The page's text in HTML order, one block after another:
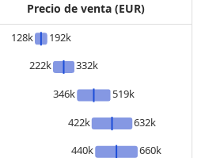
Precio de venta (EUR)
128k
192k
222k
332k
346k
519k
422k
632k
440k
660k